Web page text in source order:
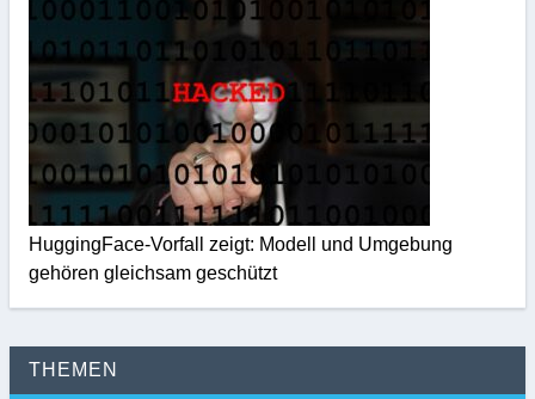
HuggingFace-Vorfall zeigt: Modell und Umgebung
gehören gleichsam geschützt
THEMEN